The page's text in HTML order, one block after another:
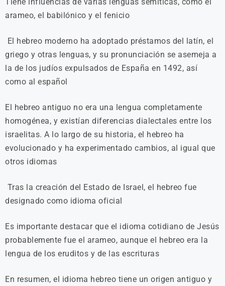
Tiene influencias de varias lenguas semíticas, como el
arameo, el babilónico y el fenicio
El hebreo moderno ha adoptado préstamos del latín, el
griego y otras lenguas, y su pronunciación se asemeja a
la de los judíos expulsados de España en 1492, así
como al español
El hebreo antiguo no era una lengua completamente
homogénea, y existían diferencias dialectales entre los
israelitas. A lo largo de su historia, el hebreo ha
evolucionado y ha experimentado cambios, al igual que
otros idiomas
Tras la creación del Estado de Israel, el hebreo fue
designado como idioma oficial
Es importante destacar que el idioma cotidiano de Jesús
probablemente fue el arameo, aunque el hebreo era la
lengua de los eruditos y de las escrituras
En resumen, el idioma hebreo tiene un origen antiguo y